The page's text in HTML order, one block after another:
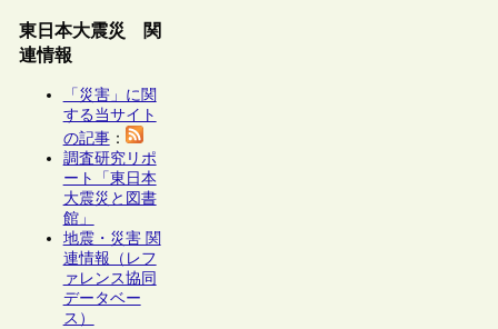
東日本大震災 関
連情報
「災害」に関
する当サイト
の記事：
調査研究リポ
ート「東日本
大震災と図書
館」
地震・災害 関
連情報（レフ
ァレンス協同
データベー
ス）